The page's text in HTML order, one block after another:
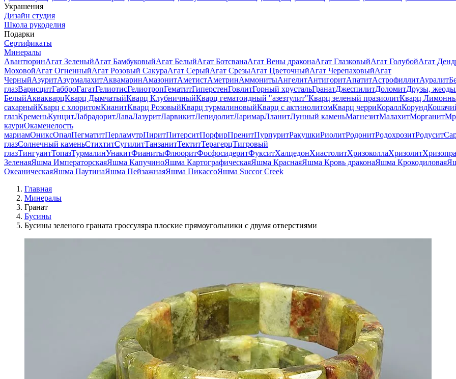
Украшения
Дизайн студия
Школа рукоделия
Подарки
Сертификаты
Минералы
АвантюринАгат ЗеленыйАгат БамбуковыйАгат БелыйАгат БотсванаАгат Вены драконаАгат ГлазковыйАгат ГолубойАгат
МоховойАгат ОгненныйАгат Розовый СакураАгат СерыйАгат СрезыАгат ЦветочныйАгат ЧерепаховыйАгат
ЧерныйАзуритАзурмалахитАквамаринАмазонитАметистАметринАммонитыАнгелитАнтигоритАпатитАстрофиллитАуралит
глазВарисцитГабброГагатГелиотисГелиотропГематитГиперстенГовлитГорный хрустальГранатДжеспилитДоломитДрузы, жеоды
БелыйАквакварцКварц ДымчатыйКварц КлубничныйКварц гематоидный "азезтулит"Кварц зеленый празиолитКварц
сахарныйКварц с хлоритомКианитКварц РозовыйКварц турмалиновыйКварц с актинолитомКварц черриКораллКорунд
глазКременьКунцитЛабрадоритЛаваЛазуритЛарвикитЛепидолитЛаримарЛланитЛунный каменьМагнезитМалахитМорганит
кауриОкаменелость
мариамОниксОпалПегматитПерламутрПиритПитерситПорфирПренитПурпуритРакушкиРиолитРодонитРодохрозитРодусит
глазСолнечный каменьСтихтитСугилитТанзанитТектитТерагерцТигровый
глазТингуаитТопазТурмалинУнакитФианитыФлюоритФосфосидеритФукситХалцедонХиастолитХризоколлаХризолит
ЗеленаяЯшма ИмператорскаяЯшма КапучиноЯшма КартографическаяЯшма КраснаяЯшма Кровь драконаЯшма Крокодиловая
ОкеаническаяЯшма ПаутинаЯшма ПейзажнаяЯшма ПикассоЯшма Succor Creek
Главная
Минералы
Гранат
Бусины
Бусины зеленого граната гроссуляра плоские прямоугольники с двумя отверстиями